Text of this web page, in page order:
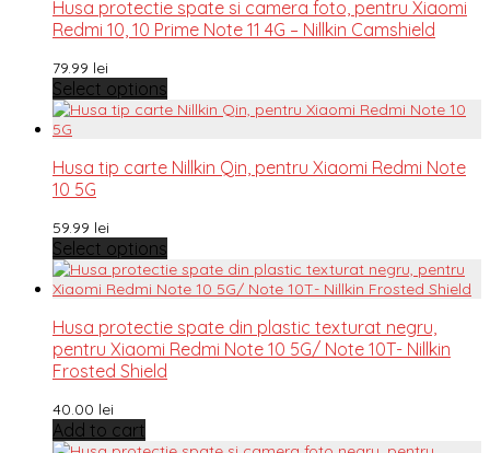
Husa protectie spate si camera foto, pentru Xiaomi
Redmi 10, 10 Prime Note 11 4G – Nillkin Camshield
79.99 lei
Select options
Husa tip carte Nillkin Qin, pentru Xiaomi Redmi Note
10 5G
59.99 lei
Select options
Husa protectie spate din plastic texturat negru,
pentru Xiaomi Redmi Note 10 5G/ Note 10T- Nillkin
Frosted Shield
40.00 lei
Add to cart